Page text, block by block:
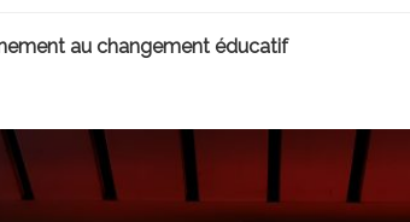
au changement éducatif